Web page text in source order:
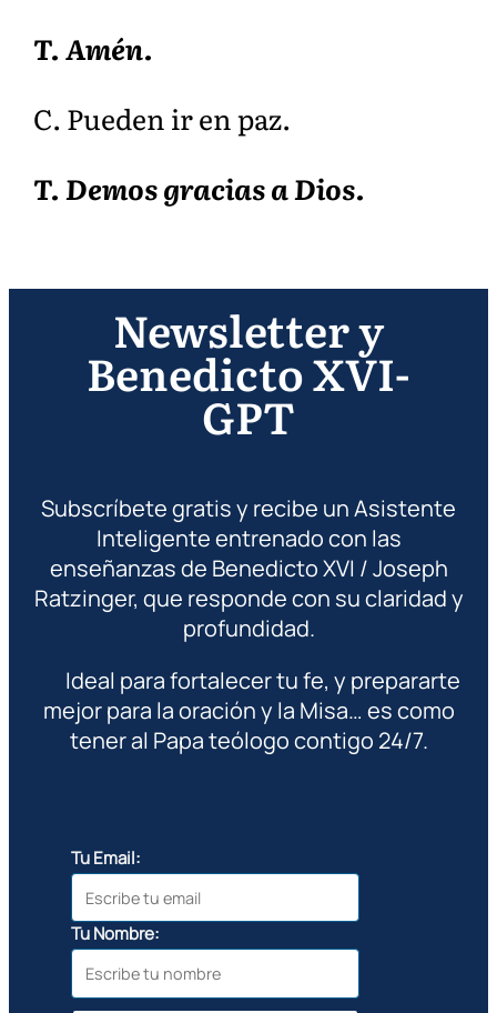
T. Amén.
C. Pueden ir en paz.
T. Demos gracias a Dios.
Newsletter y
Benedicto XVI-
GPT
Subscríbete gratis y recibe un Asistente
Inteligente entrenado con las
enseñanzas de Benedicto XVI / Joseph
Ratzinger, que responde con su claridad y
profundidad.
Ideal para fortalecer tu fe, y prepararte
mejor para la oración y la Misa… es como
tener al Papa teólogo contigo 24/7.
Tu Email:
Tu Nombre: